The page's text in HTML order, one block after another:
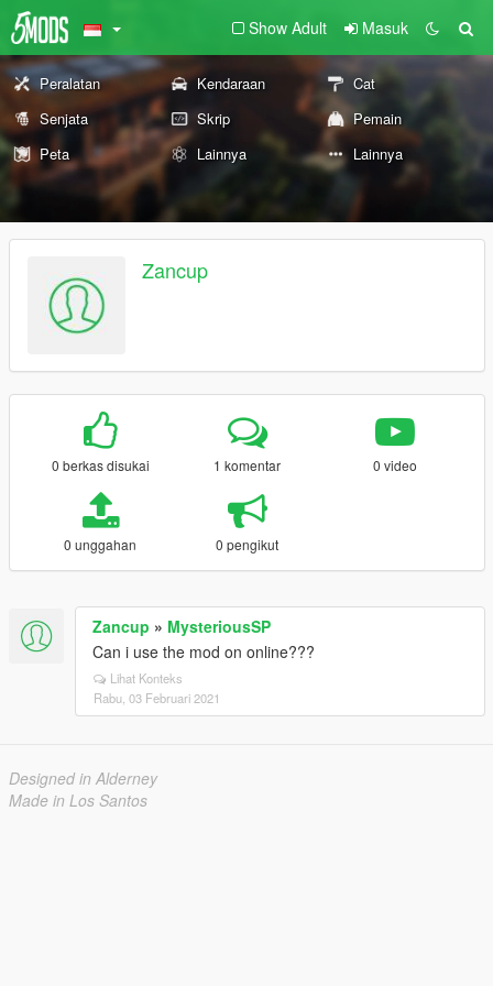
Show Adult Masuk
Peralatan Kendaraan
Cat
Senjata
Skrip
Pemain
Peta
Lainnya Lainnya
Zancup
0 berkas disukai 1 komentar 0 video
0 unggahan 0 pengikut
Zancup » MysteriousSP
Can i use the mod on online???
Lihat Konteks
Rabu, 03 Februari 2021
Designed in Alderney
Made in Los Santos